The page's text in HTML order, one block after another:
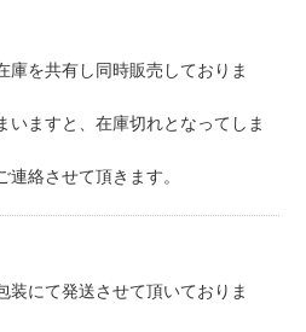
庫を共有し同時販売しておりま
いますと、在庫切れとなってしま
連絡させて頂きます。
装にて発送させて頂いておりま